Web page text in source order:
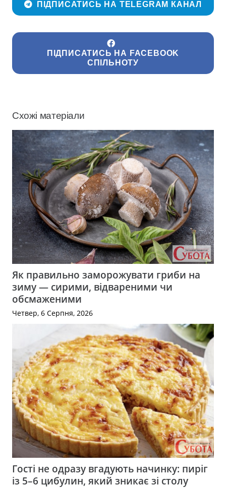
ПІДПИСАТИСЬ НА TELEGRAM КАНАЛ
ПІДПИСАТИСЬ НА FACEBOOK
СПІЛЬНОТУ
Схожі матеріали
Як правильно заморожувати гриби на
зиму — сирими, відвареними чи
обсмаженими
Четвер, 6 Серпня, 2026
Гості не одразу вгадують начинку: пиріг
із 5–6 цибулин, який зникає зі столу